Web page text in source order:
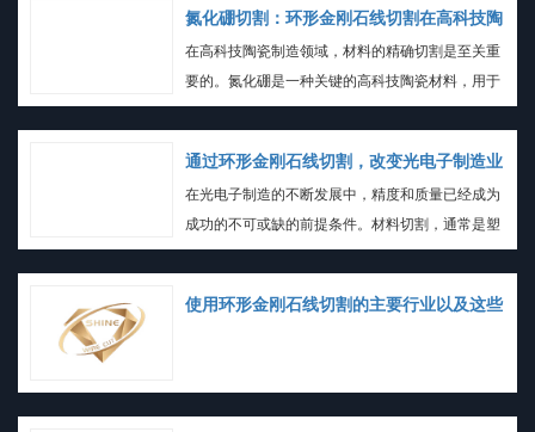
氮化硼切割：环形金刚石线切割在高科技陶
瓷中的应用
在高科技陶瓷制造领域，材料的精确切割是至关重
要的。氮化硼是一种关键的高科技陶瓷材料，用于
制造高性能零件和设备。本文将探讨环形金刚石线
精确性和效率。
通过环形金刚石线切割，改变光电子制造业
在光电子制造的不断发展中，精度和质量已经成为
成功的不可或缺的前提条件。材料切割，通常是塑
造光电子元件的第一步，需要精心处理。传统切割
使用环形金刚石线切割的主要行业以及这些